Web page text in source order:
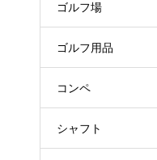
ゴルフ場
ゴルフ用品
コンペ
シャフト